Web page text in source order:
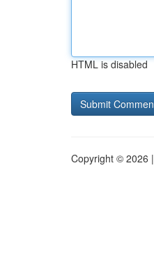
HTML is disabled
Copyright © 2026 |